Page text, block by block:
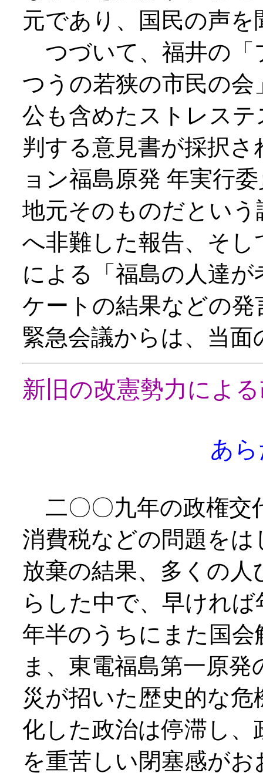
元であり、国民の声を
つづいて、福井の「
つうの若狭の市民の
公も含めたストレス
判する意見書が採択
ョン福島原発 年実行
地元そのものだとい
へ非難した報告、そ
による「福島の人達
ケートの結果などの
緊急会議からは、当
新旧の改憲勢力によ
あ
二〇〇九年の政権交
消費税などの問題を
放棄の結果、多くの
らした中で、早けれ
年半のうちにまた国
ま、東電福島第一原
災が招いた歴史的な
化した政治は停滞し、
を重苦しい閉塞感が